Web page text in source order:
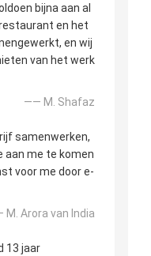
bijna aan al
en het
en wij
van het werk
—— M. Shafaz
samenwerken,
aan me te komen
voor me door e-
M. Arora van India
13 jaar